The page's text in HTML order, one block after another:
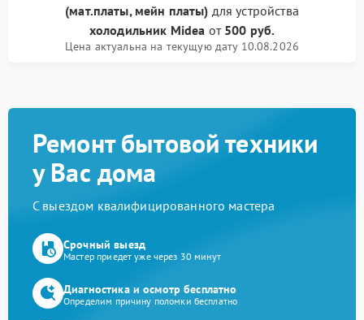
(мат.платы, мейн платы) для устройства
холодильник Midea от 500 руб.
Цена актуальна на текущую дату 10.08.2026
Ремонт бытовой техники
у Вас дома
С выездом квалифицированного мастера
Срочный выезд
Мастер приедет уже через 30 минут
Диагностика и осмотр бесплатно
Определим причину поломки бесплатно